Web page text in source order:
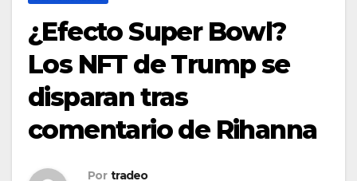
¿Efecto Super Bowl?
Los NFT de Trump se
disparan tras
comentario de Rihanna
Por tradeo